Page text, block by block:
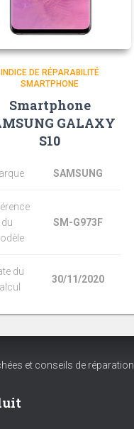
INDICE DE RÉPARABILITÉ
SMARTPHONE
Smartphone
GALAXY
S10
SAMSUNG
du
SM-G973F
du
30/11/2020
et conseils de réparation